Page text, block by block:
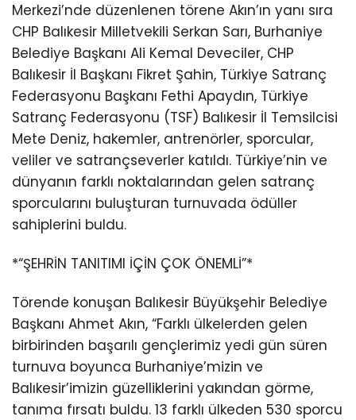
Merkezi’nde düzenlenen törene Akın’ın yanı sıra
CHP Balıkesir Milletvekili Serkan Sarı, Burhaniye
Belediye Başkanı Ali Kemal Deveciler, CHP
Balıkesir İl Başkanı Fikret Şahin, Türkiye Satranç
Federasyonu Başkanı Fethi Apaydın, Türkiye
Satranç Federasyonu (TSF) Balıkesir İl Temsilcisi
Mete Deniz, hakemler, antrenörler, sporcular,
veliler ve satrançseverler katıldı. Türkiye’nin ve
dünyanın farklı noktalarından gelen satranç
sporcularını buluşturan turnuvada ödüller
sahiplerini buldu.
*“ŞEHRİN TANITIMI İÇİN ÇOK ÖNEMLİ”*
Törende konuşan Balıkesir Büyükşehir Belediye
Başkanı Ahmet Akın, “Farklı ülkelerden gelen
birbirinden başarılı gençlerimiz yedi gün süren
turnuva boyunca Burhaniye’mizin ve
Balıkesir’imizin güzelliklerini yakından görme,
tanıma fırsatı buldu. 13 farklı ülkeden 530 sporcu